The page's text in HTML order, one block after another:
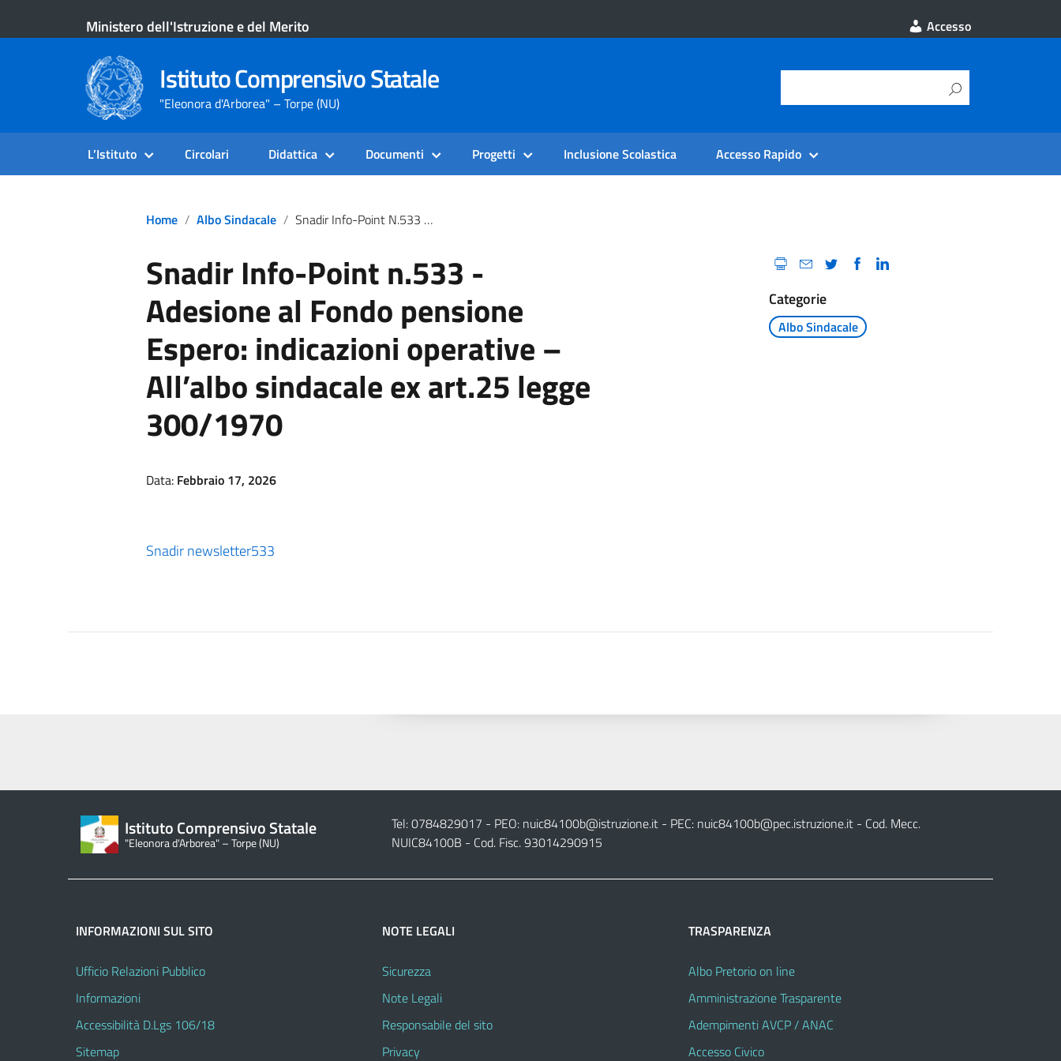
Ministero dell'Istruzione e del Merito Accesso
Istituto Comprensivo Statale
"Eleonora d'Arborea" – Torpe (NU)
L’Istituto Circolari Didattica Documenti Progetti Inclusione Scolastica Accesso Rapido
Home Albo Sindacale Snadir Info-Point N.533 -Adesione Al Fondo Pensione Espero: Indicazioni Operative – All’albo Sindacale Ex Art.25 Legge 300/1970
Snadir Info-Point n.533 -
Adesione al Fondo pensione
Espero: indicazioni operative –
All’albo sindacale ex art.25 legge
300/1970
Categorie
Albo Sindacale
Data: Febbraio 17, 2026
Snadir newsletter533
Istituto Comprensivo Statale
"Eleonora d'Arborea" – Torpe (NU)
Tel: 0784829017 - PEO: nuic84100b@istruzione.it- PEC: nuic84100b@pec.istruzione.it- Cod. Mecc.
NUIC84100B - Cod. Fisc. 93014290915
INFORMAZIONI SUL SITO
Ufficio Relazioni Pubblico
Informazioni
Accessibilità D.Lgs 106/18
Sitemap
NOTE LEGALI
Sicurezza
Note Legali
Responsabile del sito
Privacy
TRASPARENZA
Albo Pretorio on line
Amministrazione Trasparente
Adempimenti AVCP / ANAC
Accesso Civico